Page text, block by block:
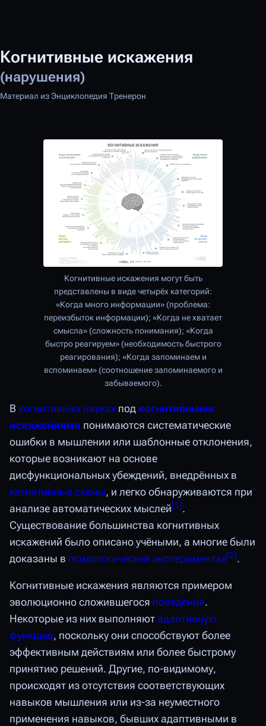
Когнитивные искажения
(нарушения)
Материал из Энциклопедия Тренерон
Когнитивные искажения могут быть
представлены в виде четырёх категорий:
«Когда много информации» (проблема:
переизбыток информации); «Когда не хватает
смысла» (сложность понимания); «Когда
быстро реагируем» (необходимость быстрого
реагирования); «Когда запоминаем и
вспоминаем» (соотношение запоминаемого и
забываемого).
В когнитивных науках под когнити́вными
искаже́ниями понимаются систематические
ошибки в мышлении или шаблонные отклонения,
которые возникают на основе
дисфункциональных убеждений, внедрённых в
когнитивные схемы, и легко обнаруживаются при
анализе автоматических мыслей[1].
Существование большинства когнитивных
искажений было описано учёными, а многие были
доказаны в психологических экспериментах[2].
Когнитивные искажения являются примером
эволюционно сложившегося поведения.
Некоторые из них выполняют адаптивную
функцию, поскольку они способствуют более
эффективным действиям или более быстрому
принятию решений. Другие, по-видимому,
происходят из отсутствия соответствующих
навыков мышления или из-за неуместного
применения навыков, бывших адаптивными в